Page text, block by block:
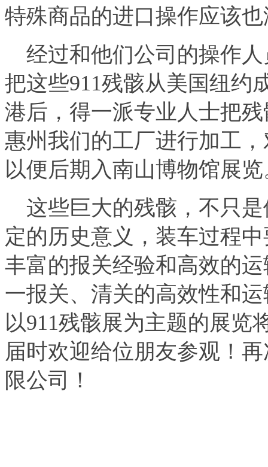
特殊商品的进口操作应该
经过和他们公司的操作人
把这些911残骸从美国纽约
港后，得一派专业人士把
惠州我们的工厂进行加工
以便后期入南山博物馆展
这些巨大的残骸，不只
定的历史意义，装车过程
丰富的报关经验和高效的
一报关、清关的高效性和
以911残骸展为主题的展览
届时欢迎给位朋友参观！
限公司！